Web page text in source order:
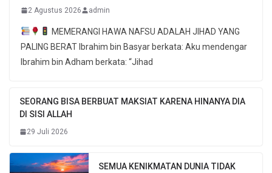
2 Agustus 2026 admin
MEMERANGI HAWA NAFSU ADALAH JIHAD YANG
PALING BERAT Ibrahim bin Basyar berkata: Aku mendengar
Ibrahim bin Adham berkata: “Jihad
SEORANG BISA BERBUAT MAKSIAT KARENA HINANYA DIA
DI SISI ALLAH
29 Juli 2026
SEMUA KENIKMATAN DUNIA TIDAK